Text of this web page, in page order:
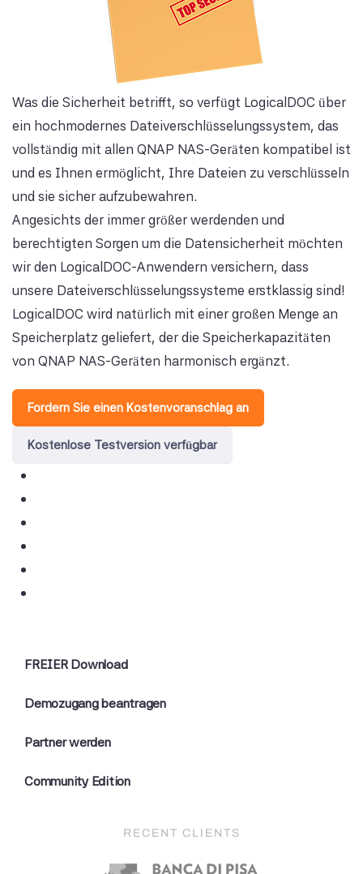
Was die Sicherheit betrifft, so verfügt LogicalDOC über
ein hochmodernes Dateiverschlüsselungssystem, das
vollständig mit allen QNAP NAS-Geräten kompatibel ist
und es Ihnen ermöglicht, Ihre Dateien zu verschlüsseln
und sie sicher aufzubewahren.
Angesichts der immer größer werdenden und
berechtigten Sorgen um die Datensicherheit möchten
wir den LogicalDOC-Anwendern versichern, dass
unsere Dateiverschlüsselungssysteme erstklassig sind!
LogicalDOC wird natürlich mit einer großen Menge an
Speicherplatz geliefert, der die Speicherkapazitäten
von QNAP NAS-Geräten harmonisch ergänzt.
Fordern Sie einen Kostenvoranschlag an
Kostenlose Testversion verfügbar
FREIER Download
Demozugang beantragen
Partner werden
Community Edition
RECENT CLIENTS